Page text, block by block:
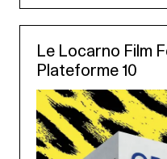
Le Locarno Film
Plateforme 10